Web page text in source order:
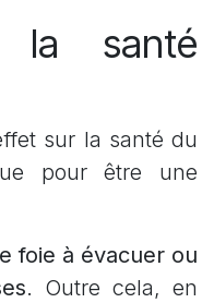
santé
sur la santé du
pour être une
foie à évacuer ou
. Outre cela, en